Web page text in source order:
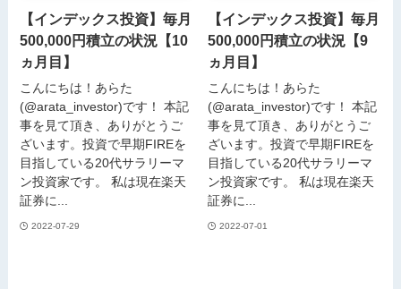
【インデックス投資】毎月
500,000円積立の状況【10
ヵ月目】
こんにちは！あらた
(@arata_investor)です！ 本記
事を見て頂き、ありがとうご
ざいます。投資で早期FIREを
目指している20代サラリーマ
ン投資家です。 私は現在楽天
証券に...
2022-07-29
【インデックス投資】毎月
500,000円積立の状況【9
ヵ月目】
こんにちは！あらた
(@arata_investor)です！ 本記
事を見て頂き、ありがとうご
ざいます。投資で早期FIREを
目指している20代サラリーマ
ン投資家です。 私は現在楽天
証券に...
2022-07-01